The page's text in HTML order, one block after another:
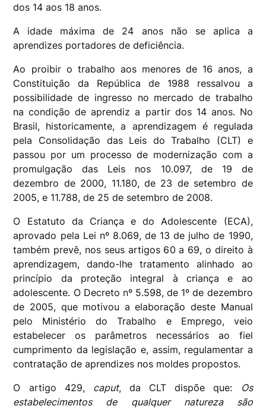
dos 14 aos 18 anos.
A idade máxima de 24 anos não se aplica a
aprendizes portadores de deficiência.
Ao proibir o trabalho aos menores de 16 anos, a
Constituição da República de 1988 ressalvou a
possibilidade de ingresso no mercado de trabalho
na condição de aprendiz a partir dos 14 anos. No
Brasil, historicamente, a aprendizagem é regulada
pela Consolidação das Leis do Trabalho (CLT) e
passou por um processo de modernização com a
promulgação das Leis nos 10.097, de 19 de
dezembro de 2000, 11.180, de 23 de setembro de
2005, e 11.788, de 25 de setembro de 2008.
O Estatuto da Criança e do Adolescente (ECA),
aprovado pela Lei nº 8.069, de 13 de julho de 1990,
também prevê, nos seus artigos 60 a 69, o direito à
aprendizagem, dando-lhe tratamento alinhado ao
princípio da proteção integral à criança e ao
adolescente. O Decreto nº 5.598, de 1º de dezembro
de 2005, que motivou a elaboração deste Manual
pelo Ministério do Trabalho e Emprego, veio
estabelecer os parâmetros necessários ao fiel
cumprimento da legislação e, assim, regulamentar a
contratação de aprendizes nos moldes propostos.
O artigo 429, caput, da CLT dispõe que:
Os
estabelecimentos de qualquer natureza são